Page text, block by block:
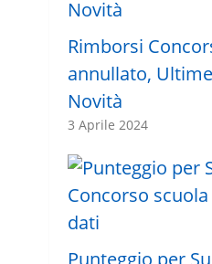
Rimborsi
annullato,
Novità
3 Aprile 2024
Punteggio per